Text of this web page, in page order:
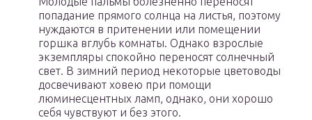
попадание прямого солнца на листья, поэтому
нуждаются в притенении или помещении
горшка вглубь комнаты. Однако взрослые
экземпляры спокойно переносят солнечный
свет. В зимний период некоторые цветоводы
досвечивают ховею при помощи
люминесцентных ламп, однако, они хорошо
себя чувствуют и без этого.